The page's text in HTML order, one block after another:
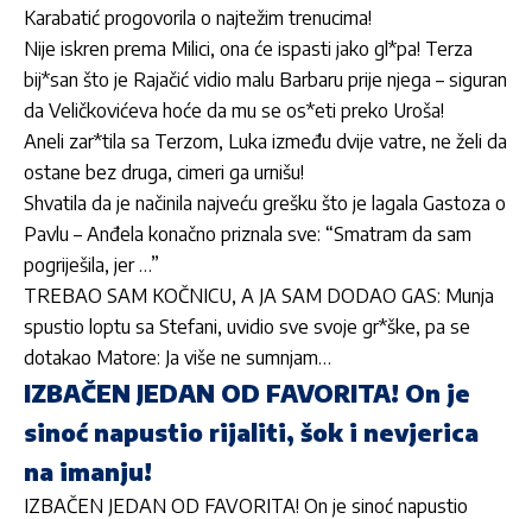
Karabatić progovorila o najtežim trenucima!
Nije iskren prema Milici, ona će ispasti jako gl*pa! Terza
bij*san što je Rajačić vidio malu Barbaru prije njega – siguran
da Veličkovićeva hoće da mu se os*eti preko Uroša!
Aneli zar*tila sa Terzom, Luka između dvije vatre, ne želi da
ostane bez druga, cimeri ga urnišu!
Shvatila da je načinila najveću grešku što je lagala Gastoza o
Pavlu – Anđela konačno priznala sve: “Smatram da sam
pogriješila, jer …”
TREBAO SAM KOČNICU, A JA SAM DODAO GAS: Munja
spustio loptu sa Stefani, uvidio sve svoje gr*ške, pa se
dotakao Matore: Ja više ne sumnjam…
IZBAČEN JEDAN OD FAVORITA! On je
sinoć napustio rijaliti, šok i nevjerica
na imanju!
IZBAČEN JEDAN OD FAVORITA! On je sinoć napustio